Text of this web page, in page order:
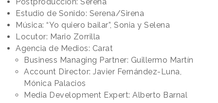
Postproducción: Serena
Estudio de Sonido: Serena/Sirena
Música: “Yo quiero bailar”, Sonia y Selena
Locutor: Mario Zorrilla
Agencia de Medios: Carat
Business Managing Partner: Guillermo Martín
Account Director: Javier Fernández-Luna,
Mónica Palacios
Media Development Expert: Alberto Barnal